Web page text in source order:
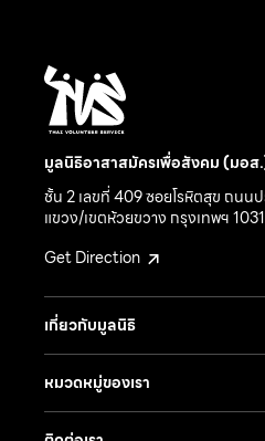
มูลนิธิอาสาสมัครเพื่อสังคม (มอส
ชั้น 2 เลขที่ 409 ซอยโรหิตสุข ถนน
แขวง/เขตห้วยขวาง กรุงเทพฯ
Get Direction
เกี่ยวกับมูลนิธิ
หมวดหมู่ของเรา